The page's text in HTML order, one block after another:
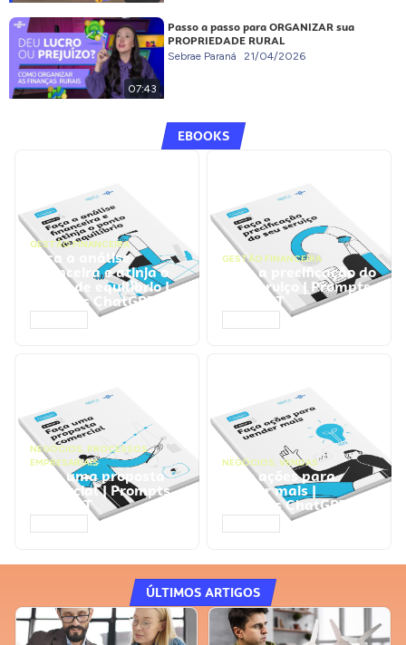
07:43
Passo a passo para ORGANIZAR sua
PROPRIEDADE RURAL
Sebrae Paraná 21/04/2026
EBOOKS
GESTÃO FINANCEIRA
Faça a análise
financeira e atinja o
ponto de equilíbrio |
Prompts ChatGPT
GESTÃO FINANCEIRA
Faça a precificação do
seu serviço | Prompts
ChatGPT
NEGÓCIOS, PROCESSOS
EMPRESARIAIS
Faça uma proposta
comercial | Prompts
ChatGPT
NEGÓCIOS, VENDAS
Faça ações para
vender mais |
Prompts ChatGPT
ÚLTIMOS ARTIGOS